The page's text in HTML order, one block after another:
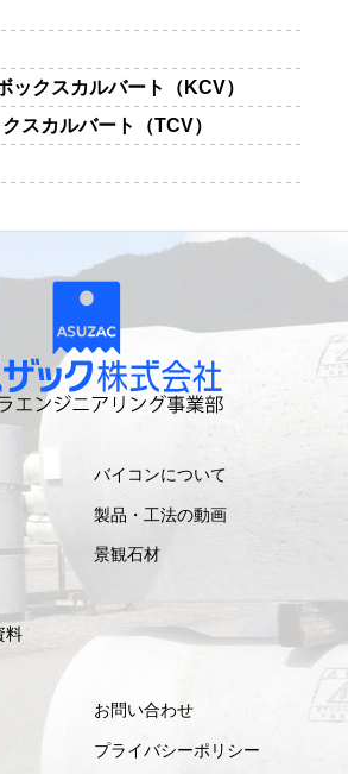
ックスカルバート（KCV）
スカルバート（TCV）
料
バイコンについて
製品・工法の動画
景観石材
お問い合わせ
プライバシーポリシー